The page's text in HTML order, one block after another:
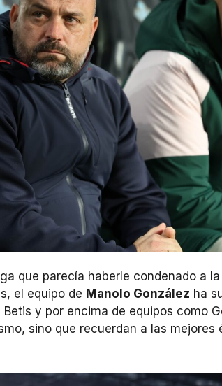
que parecía haberle condenado a
el equipo de Manolo González ha
y por encima de equipos como
sino que recuerdan a las mejores